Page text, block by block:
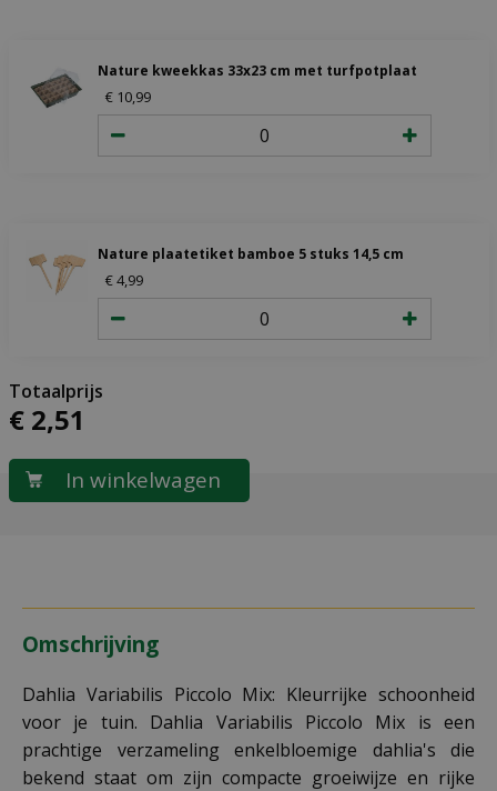
Nature kweekkas 33x23 cm met turfpotplaat
€ 10 99
Nature plaatetiket bamboe 5 stuks 14,5 cm
€4,99
€ 2,51
Omschrijving
Dahlia Variabilis Piccolo Mix: Kleurrijke schoonheid
voor je tuin. Dahlia Variabilis Piccolo Mix is een
prachtige verzameling enkelbloemige dahlia's die
bekend staat om zijn compacte groeiwijze en rijke